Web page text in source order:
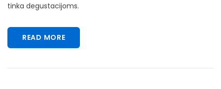
tinka degustacijoms.
READ MORE